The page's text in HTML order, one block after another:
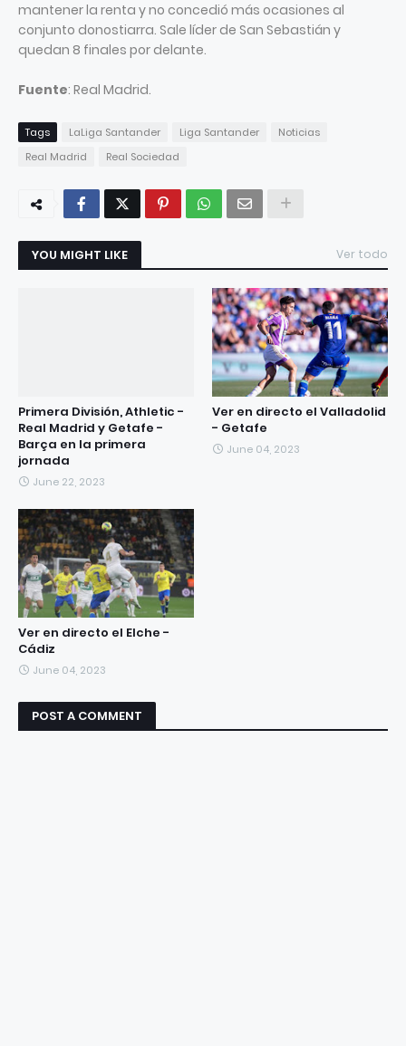
mantener la renta y no concedió más ocasiones al
conjunto donostiarra. Sale líder de San Sebastián y
quedan 8 finales por delante.
Fuente: Real Madrid.
Tags LaLiga Santander Liga Santander
Noticias
Real Madrid
Real Sociedad
YOU MIGHT LIKE Ver todo
Primera División, Athletic -
Real Madrid y Getafe -
Barça en la primera
jornada
June 22, 2023
Ver en directo el Valladolid
- Getafe
June 04, 2023
Ver en directo el Elche -
Cádiz
June 04, 2023
POST A COMMENT